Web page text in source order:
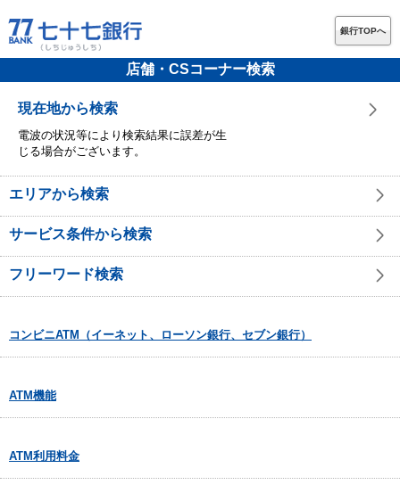
銀行TOPへ
店舗・CSコーナー検索
現在地から検索
電波の状況等により検索結果に誤差が生
じる場合がございます。
エリアから検索
サービス条件から検索
フリーワード検索
コンビニATM（イーネット、ローソン銀行、セブン銀行）
ATM機能
ATM利用料金